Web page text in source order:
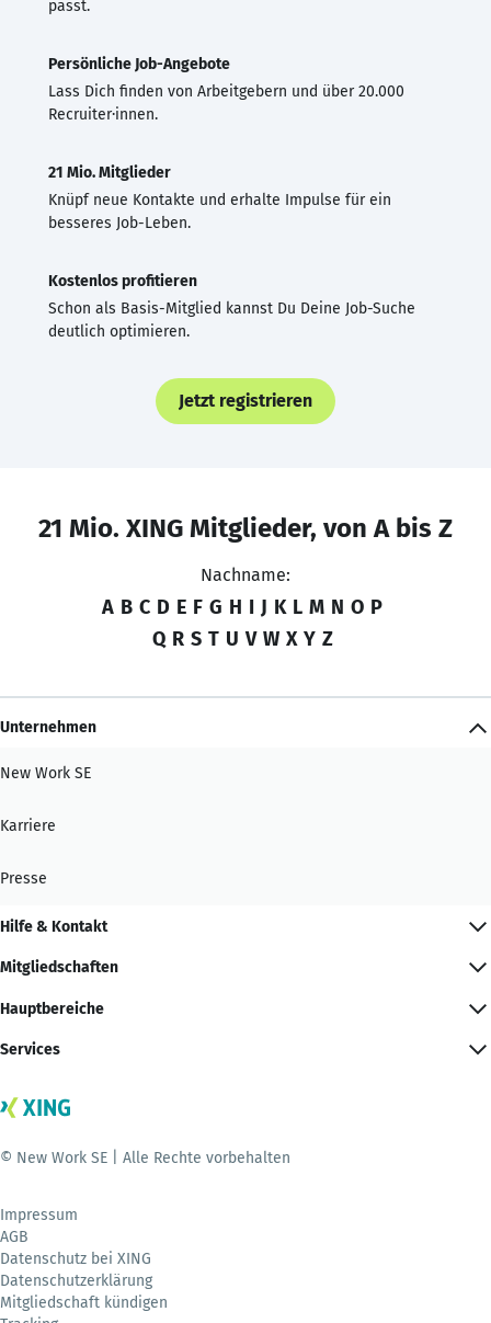
passt.
Persönliche Job-Angebote
Lass Dich finden von Arbeitgebern und über 20.000
Recruiter·innen.
21 Mio. Mitglieder
Knüpf neue Kontakte und erhalte Impulse für ein
besseres Job-Leben.
Kostenlos profitieren
Schon als Basis-Mitglied kannst Du Deine Job-Suche
deutlich optimieren.
Jetzt registrieren
21 Mio. XING Mitglieder, von A bis Z
Nachname:
A B C D E F G H I J K L M N O P
Q R S T U V W X Y Z
Unternehmen
New Work SE
Karriere
Presse
Hilfe & Kontakt
Mitgliedschaften
Hauptbereiche
Services
© New Work SE | Alle Rechte vorbehalten
Impressum
AGB
Datenschutz bei XING
Datenschutzerklärung
Mitgliedschaft kündigen